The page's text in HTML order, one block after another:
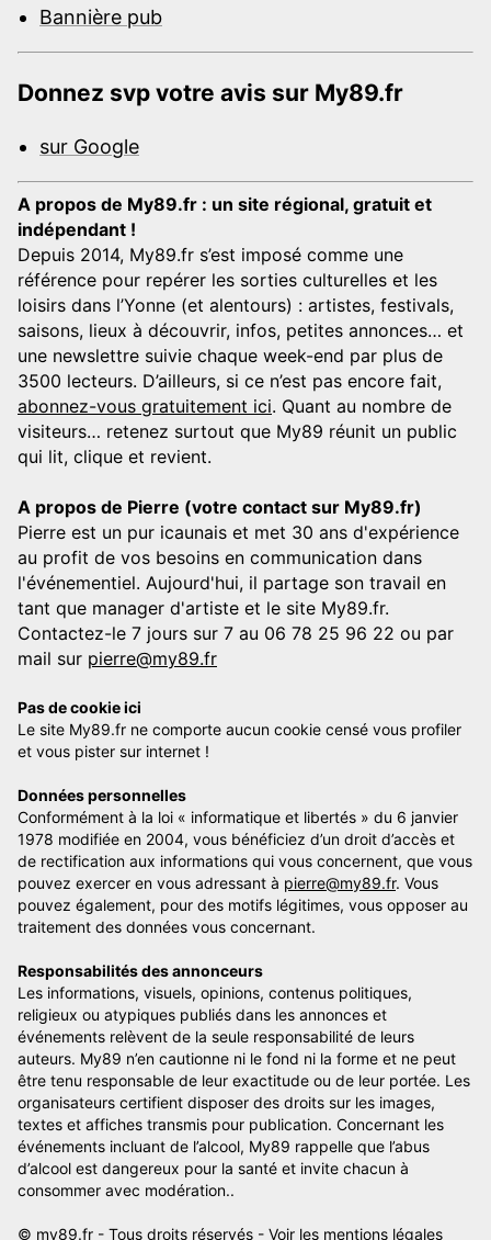
Bannière pub
Donnez svp votre avis sur My89.fr
sur Google
A propos de My89.fr : un site régional, gratuit et
indépendant !
Depuis 2014, My89.fr s’est imposé comme une
référence pour repérer les sorties culturelles et les
loisirs dans l’Yonne (et alentours) : artistes, festivals,
saisons, lieux à découvrir, infos, petites annonces… et
une newslettre suivie chaque week-end par plus de
3500 lecteurs. D’ailleurs, si ce n’est pas encore fait,
abonnez-vous gratuitement ici. Quant au nombre de
visiteurs… retenez surtout que My89 réunit un public
qui lit, clique et revient.
A propos de Pierre (votre contact sur My89.fr)
Pierre est un pur icaunais et met 30 ans d'expérience
au profit de vos besoins en communication dans
l'événementiel. Aujourd'hui, il partage son travail en
tant que manager d'artiste et le site My89.fr.
Contactez-le 7 jours sur 7 au 06 78 25 96 22 ou par
mail sur pierre@my89.fr
Pas de cookie ici
Le site My89.fr ne comporte aucun cookie censé vous profiler
et vous pister sur internet !
Données personnelles
Conformément à la loi « informatique et libertés » du 6 janvier
1978 modifiée en 2004, vous bénéficiez d’un droit d’accès et
de rectification aux informations qui vous concernent, que vous
pouvez exercer en vous adressant à pierre@my89.fr. Vous
pouvez également, pour des motifs légitimes, vous opposer au
traitement des données vous concernant.
Responsabilités des annonceurs
Les informations, visuels, opinions, contenus politiques,
religieux ou atypiques publiés dans les annonces et
événements relèvent de la seule responsabilité de leurs
auteurs. My89 n’en cautionne ni le fond ni la forme et ne peut
être tenu responsable de leur exactitude ou de leur portée. Les
organisateurs certifient disposer des droits sur les images,
textes et affiches transmis pour publication. Concernant les
événements incluant de l’alcool, My89 rappelle que l’abus
d’alcool est dangereux pour la santé et invite chacun à
consommer avec modération..
© my89.fr - Tous droits réservés - Voir les mentions légales